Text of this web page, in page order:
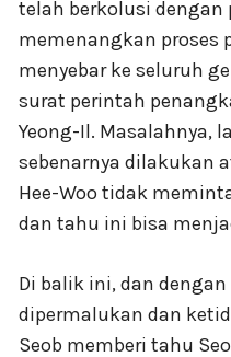
telah berkolusi
memenangkan proses
menyebar ke seluruh
surat perintah
Yeong-Il. Masalahnya,
sebenarnya dilakukan
Hee-Woo tidak
dan tahu ini bisa
Di balik ini, dan
dipermalukan dan
Seob memberi tahu